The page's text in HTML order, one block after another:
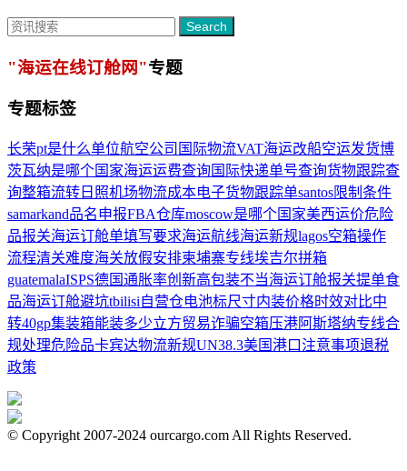
Search
"海运在线订舱网"专题
专题标签
长荣pt是什么单位航空公司 国际物流VAT海运改船空运发货博
茨瓦纳是哪个国家海运运费查询 国际快递单号查询货物跟踪查
询整箱流转 日照机场物流成本电子货物跟踪单santos限制条件
samarkand品名申报FBA仓库moscow是哪个国家美西运价危险
品报关海运订舱单填写要求海运航线海运新规lagos空箱操作
流程清关难度海关放假安排柬埔寨专线埃吉尔拼箱
guatemalaISPS德国通胀率创新高包装不当海运订舱报关提单食
品海运订舱避坑tbilisi自营仓电池标尺寸内装价格时效对比中
转40gp集装箱能装多少立方贸易诈骗空箱压港阿斯塔纳专线合
规处理危险品卡宾达物流新规UN38.3美国港口注意事项退税
政策
© Copyright 2007-2024 ourcargo.com All Rights Reserved.